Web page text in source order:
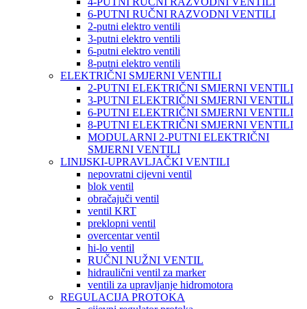
6-PUTNI RUČNI RAZVODNI VENTILI
2-putni elektro ventili
3-putni elektro ventili
6-putni elektro ventili
8-putni elektro ventili
ELEKTRIČNI SMJERNI VENTILI
2-PUTNI ELEKTRIČNI SMJERNI VENTILI
3-PUTNI ELEKTRIČNI SMJERNI VENTILI
6-PUTNI ELEKTRIČNI SMJERNI VENTILI
8-PUTNI ELEKTRIČNI SMJERNI VENTILI
MODULARNI 2-PUTNI ELEKTRIČNI
SMJERNI VENTILI
LINIJSKI-UPRAVLJAČKI VENTILI
nepovratni cijevni ventil
blok ventil
obračajuči ventil
ventil KRT
preklopni ventil
overcentar ventil
hi-lo ventil
RUČNI NUŽNI VENTIL
hidraulični ventil za marker
ventili za upravljanje hidromotora
REGULACIJA PROTOKA